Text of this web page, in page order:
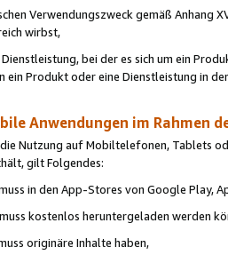
Verwendungszweck gemäß Anhang
wirbst,
bei der es sich um ein
ein Produkt oder eine Dienstleistung in
Anwendungen im Rahmen
Nutzung auf Mobiltelefonen, Tablets
gilt Folgendes:
in den App-Stores von Google Play,
kostenlos heruntergeladen werden
originäre Inhalte haben,